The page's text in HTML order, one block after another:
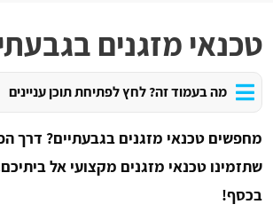
טכנאי מזגנים
מה בעמוד זה? לחץ לפתיחת תוכן עניינים
מחפשים טכנאי מזגנים בגבעתיים? דרך
שתזמינו טכנאי מזגנים מקצועי אל
בכסף!